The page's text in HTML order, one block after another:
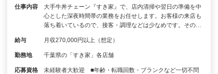
仕事内容
大手牛丼チェーン『すき家』で、店内清掃や翌日の準備を中
心とした深夜時間帯の業務をお任せします。お客様の来店も
落ち着いているので、接客・調理などは少なめです。その…
給与 月収270,000円以上（想定）
勤務地 千葉県の「すき家」各店舗
応募資格
未経験者大歓迎 ■年齢・転職回数・ブランクなど一切不問